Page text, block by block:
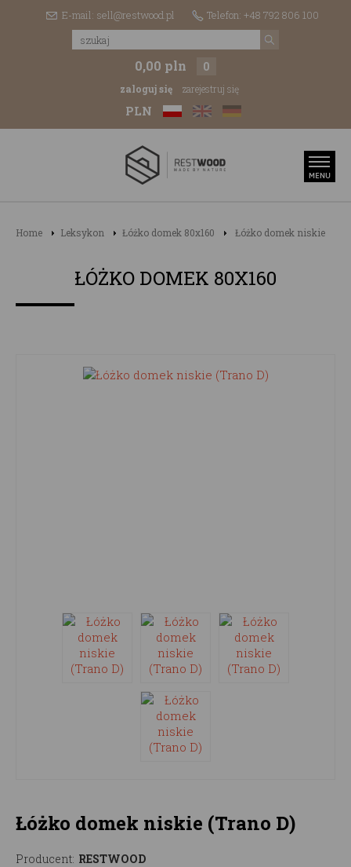
E-mail: sell@restwood.pl Telefon: +48 792 806 100
0,00 pln 0
zaloguj się zarejestruj się
PLN
Home Leksykon Łóżko domek 80x160 Łóżko domek niskie
ŁÓŻKO DOMEK 80X160
Łóżko domek niskie (Trano D)
Producent: RESTWOOD